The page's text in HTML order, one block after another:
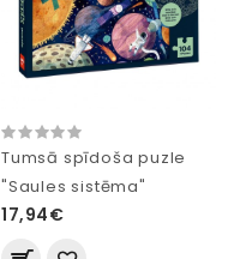
Tumsā spīdoša puzle
"Saules sistēma"
17,94€